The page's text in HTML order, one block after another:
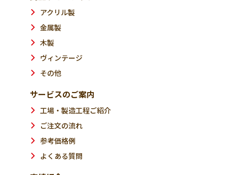
アクリル製
金属製
木製
ヴィンテージ
その他
サービスのご案内
工場・製造工程ご紹介
ご注文の流れ
参考価格例
よくある質問